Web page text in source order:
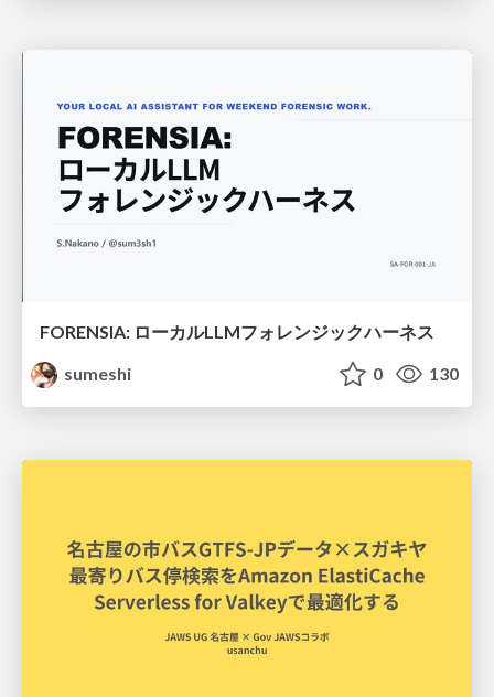
FORENSIA: ローカルLLMフォレンジックハーネス
sumeshi
0 130